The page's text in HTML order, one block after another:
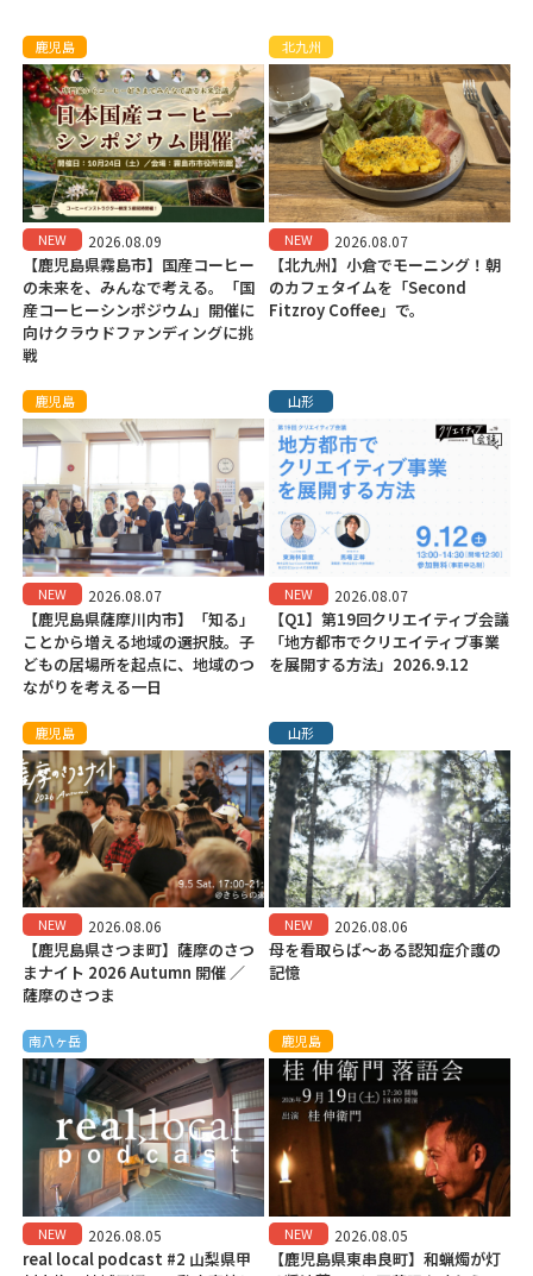
鹿児島
NEW 2026.08.09
【鹿児島県霧島市】国産コーヒー
の未来を、みんなで考える。「国
産コーヒーシンポジウム」開催に
向けクラウドファンディングに挑
戦
北九州
NEW 2026.08.07
【北九州】小倉でモーニング！朝
のカフェタイムを「Second
Fitzroy Coffee」で。
鹿児島
NEW 2026.08.07
【鹿児島県薩摩川内市】「知る」
ことから増える地域の選択肢。子
どもの居場所を起点に、地域のつ
ながりを考える一日
山形
NEW 2026.08.07
【Q1】第19回クリエイティブ会議
「地方都市でクリエイティブ事業
を展開する方法」2026.9.12
鹿児島
NEW 2026.08.06
【鹿児島県さつま町】薩摩のさつ
まナイト 2026 Autumn 開催 ／
薩摩のさつま
山形
NEW 2026.08.06
母を看取らば～ある認知症介護の
記憶
南八ヶ岳
NEW 2026.08.05
real local podcast #2 山梨県甲
鹿児島
NEW 2026.08.05
【鹿児島県東串良町】和蝋燭が灯